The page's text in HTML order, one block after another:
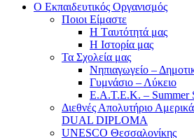
Ο Εκπαιδευτικός Οργανισμός
Ποιοι Είμαστε
Η Tαυτότητά μας
Η Ιστορία μας
Τα Σχολεία μας
Νηπιαγωγείο –
Γυμνάσιο – Λύκειο
Ε.Α.Τ.Ε.Κ. – Summer
Διεθνές Απολυτήριο
DUAL DIPLOMA
UNESCO Θεσσαλονίκης